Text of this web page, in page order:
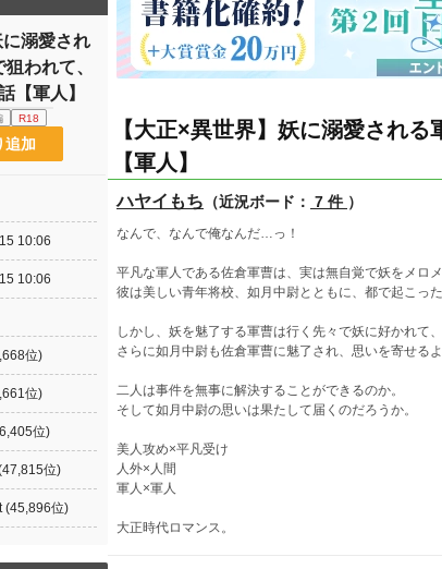
【大正×異世界】妖に溺愛され
【軍人】
ハヤイもち （近況ボード： 7 件 ）
なんで、なんで俺なんだ…っ！
平凡な軍人である佐倉軍曹は、実は無自覚で妖をメロ
彼は美しい青年将校、如月中尉とともに、都で起こっ
しかし、妖を魅了する軍曹は行く先々で妖に好かれて
さらに如月中尉も佐倉軍曹に魅了され、思いを寄せるよ
二人は事件を無事に解決することができるのか。
そして如月中尉の思いは果たして届くのだろうか。
美人攻め×平凡受け
人外×人間
軍人×軍人
大正時代ロマンス。
に溺愛され
われて、
【軍人】
R18
追加
10:06
10:06
位)
位)
位)
位)
(45,896位)